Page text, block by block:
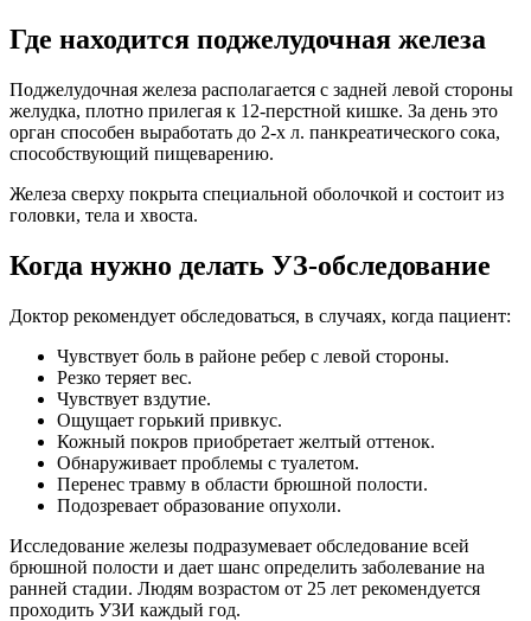
Где находится поджелудочная железа
Поджелудочная железа располагается с задней левой стороны
желудка, плотно прилегая к 12-перстной кишке. За день это
орган способен выработать до 2-х л. панкреатического сока,
способствующий пищеварению.
Железа сверху покрыта специальной оболочкой и состоит из
головки, тела и хвоста.
Когда нужно делать УЗ-обследование
Доктор рекомендует обследоваться, в случаях, когда пациент:
Чувствует боль в районе ребер с левой стороны.
Резко теряет вес.
Чувствует вздутие.
Ощущает горький привкус.
Кожный покров приобретает желтый оттенок.
Обнаруживает проблемы с туалетом.
Перенес травму в области брюшной полости.
Подозревает образование опухоли.
Исследование железы подразумевает обследование всей
брюшной полости и дает шанс определить заболевание на
ранней стадии. Людям возрастом от 25 лет рекомендуется
проходить УЗИ каждый год.